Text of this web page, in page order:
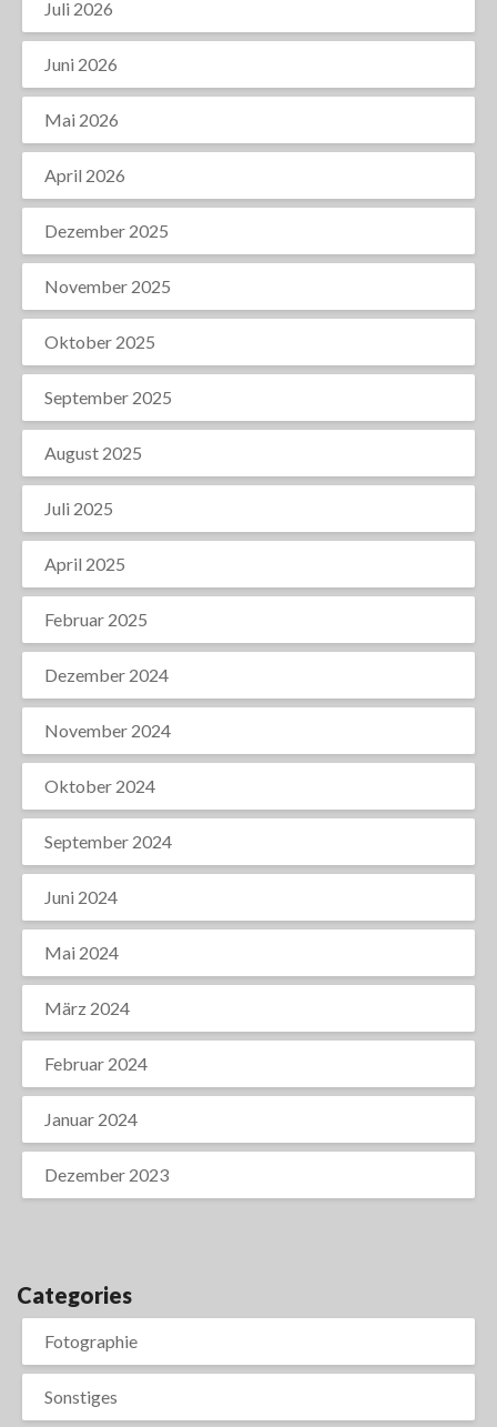
Juli 2026
Juni 2026
Mai 2026
April 2026
Dezember 2025
November 2025
Oktober 2025
September 2025
August 2025
Juli 2025
April 2025
Februar 2025
Dezember 2024
November 2024
Oktober 2024
September 2024
Juni 2024
Mai 2024
März 2024
Februar 2024
Januar 2024
Dezember 2023
Categories
Fotographie
Sonstiges